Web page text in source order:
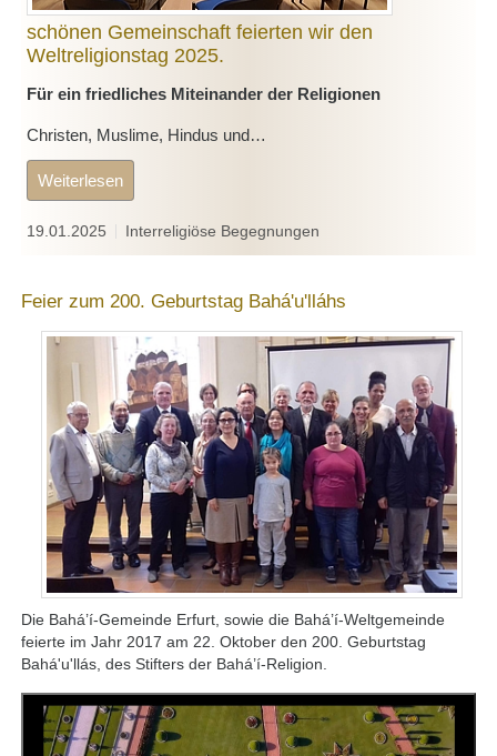
schönen Gemeinschaft feierten wir den
Weltreligionstag 2025.
Für ein friedliches Miteinander der Religionen
Christen, Muslime, Hindus und…
Weiterlesen
19.01.2025 Interreligiöse Begegnungen
Feier zum 200. Geburtstag Bahá'u'lláhs
Die Bahá’í-Gemeinde Erfurt, sowie die Bahá’í-Weltgemeinde
feierte im Jahr 2017 am 22. Oktober den 200. Geburtstag
Bahá'u'llás, des Stifters der Bahá’í-Religion.